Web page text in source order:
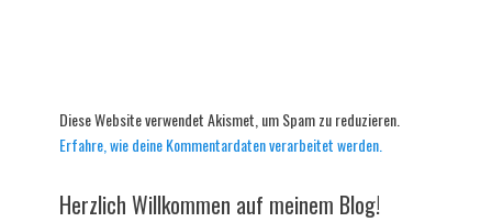
Diese Website verwendet Akismet, um Spam zu reduzieren.
Erfahre, wie deine Kommentardaten verarbeitet werden.
Herzlich Willkommen auf meinem Blog!